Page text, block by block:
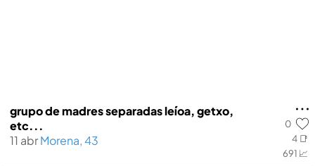
0
4 📑
691 📈
grupo de madres separadas leí­oa, getxo,
etc...
11 abrMorena, 43